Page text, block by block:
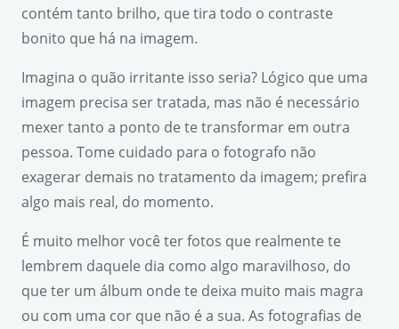
contém tanto brilho, que tira todo o contraste
bonito que há na imagem.
Imagina o quão irritante isso seria? Lógico que uma
imagem precisa ser tratada, mas não é necessário
mexer tanto a ponto de te transformar em outra
pessoa. Tome cuidado para o fotografo não
exagerar demais no tratamento da imagem; prefira
algo mais real, do momento.
É muito melhor você ter fotos que realmente te
lembrem daquele dia como algo maravilhoso, do
que ter um álbum onde te deixa muito mais magra
ou com uma cor que não é a sua. As fotografias de